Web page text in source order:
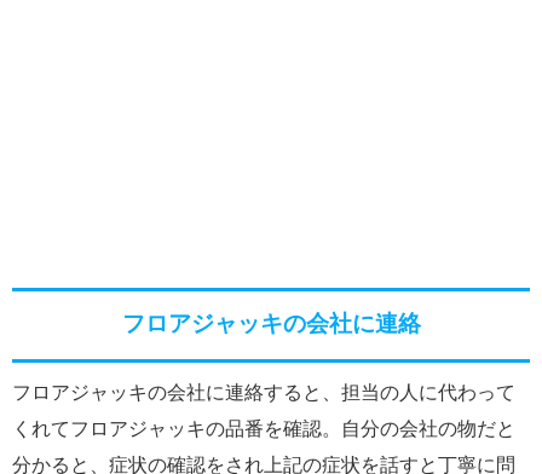
フロアジャッキの会社に連絡
フロアジャッキの会社に連絡すると、担当の人に代わって
くれてフロアジャッキの品番を確認。自分の会社の物だと
分かると、症状の確認をされ上記の症状を話すと丁寧に問